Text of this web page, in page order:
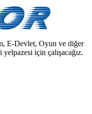
E-Devlet, Oyun ve diğer
için çalışacağız.